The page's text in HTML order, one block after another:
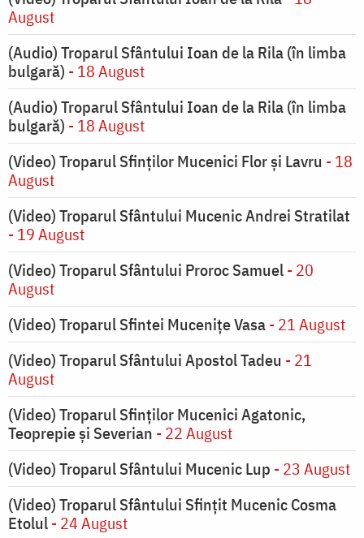
August
(Audio) Troparul Sfântului Ioan de la Rila (în limba
bulgară) - 18 August
(Audio) Troparul Sfântului Ioan de la Rila (în limba
bulgară) - 18 August
(Video) Troparul Sfinților Mucenici Flor și Lavru - 18
August
(Video) Troparul Sfântului Mucenic Andrei Stratilat
- 19 August
(Video) Troparul Sfântului Proroc Samuel- 20
August
(Video) Troparul Sfintei Mucenițe Vasa- 21 August
(Video) Troparul Sfântului Apostol Tadeu - 21
August
(Video) Troparul Sfinților Mucenici Agatonic,
Teoprepie și Severian - 22 August
(Video) Troparul Sfântului Mucenic Lup - 23 August
(Video) Troparul Sfântului Sfințit Mucenic Cosma
Etolul- 24 August